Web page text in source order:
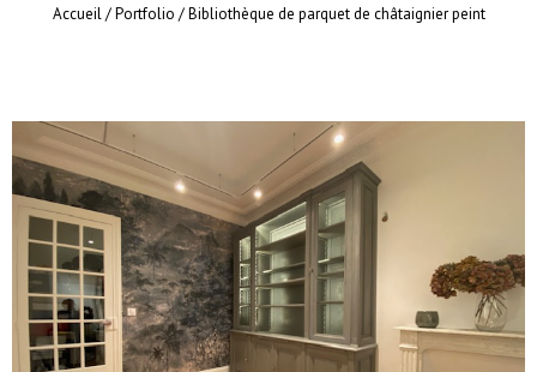
Accueil/Portfolio /Bibliothèque de parquet de châtaignier peint